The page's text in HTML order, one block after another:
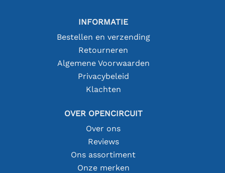
INFORMATIE
Bestellen en verzending
Retourneren
Algemene Voorwaarden
Privacybeleid
Klachten
OVER OPENCIRCUIT
Over ons
Reviews
Ons assortiment
Onze merken